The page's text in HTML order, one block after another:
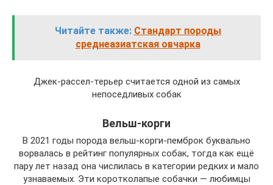
Читайте также: Стандарт породы
среднеазиатская овчарка
Джек-рассел-терьер считается одной из самых
непоседливых собак
Вельш-корги
В 2021 годы порода вельш-корги-пемброк буквально
ворвалась в рейтинг популярных собак, тогда как ещё
пару лет назад она числилась в категории редких и мало
узнаваемых. Эти коротколапые собачки — любимцы